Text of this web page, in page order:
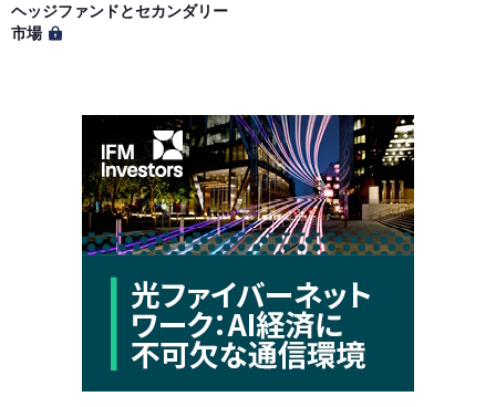
ヘッジファンドとセカンダリー
市場